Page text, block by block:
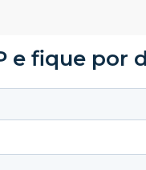
e fique por